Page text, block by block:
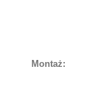
Montaż: